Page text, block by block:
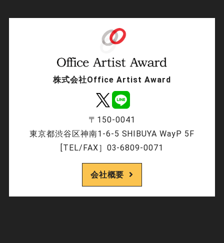
株式会社Office Artist Award
〒150-0041
東京都渋谷区神南1-6-5 SHIBUYA WayP 5F
[TEL/FAX］03-6809-0071
会社概要